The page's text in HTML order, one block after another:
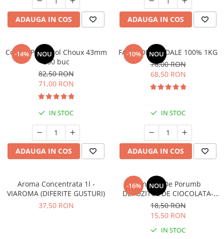
ADAUGA IN COS ADAUGA IN COS
-14% NOU
Coji de Profiterol Choux 43mm
200 buc
82,50 RON
71,00 RON
IN STOC
ADAUGA IN COS
-10% NOU
FAINA DE MIGDALE 100% 1KG
76,00 RON
68,50 RON
IN STOC
ADAUGA IN COS
Aroma Concentrata 1l -
VIAROMA (DIFERITE GUSTURI)
37,50 RON
-16% NOU
Amidon De Porumb
DEPOZITUL DE CIOCOLATA-
1kg
18,50 RON
15,50 RON
IN STOC